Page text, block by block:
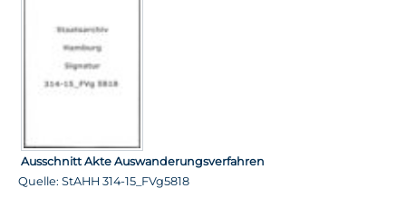
Ausschnitt Akte Auswanderungsverfahren
Quelle: StAHH 314-15_FVg5818